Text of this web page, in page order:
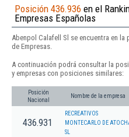
Posición 436.936 en el
Empresas Españolas
Abenpol Calafell Sl se encuentra en la
de Empresas.
A continuación podrá consultar la
y empresas con posiciones similares:
Posición
Nacional
Nombre de la empresa
436.931
RECREATIVOS
MONTECARLO DE
SL